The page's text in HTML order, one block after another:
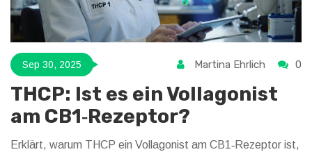
Sep 30, 2025 Martina Ehrlich 0
THCP: Ist es ein Vollagonist
am CB1‑Rezeptor?
Erklärt, warum THCP ein Vollagonist am CB1‑Rezeptor ist,